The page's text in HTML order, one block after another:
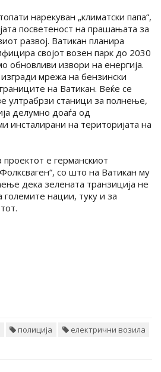
нарекуван „климатски папа“,
посветеност на прашањата за
развој. Ватикан планира
својот возен парк до 2030
обновливи извори на енергија.
мрежа на бензински
на Ватикан. Веќе се
ултрабрзи станици за полнење,
делумно доаѓа од
инсталирани на територијата на
е германскиот
со што на Ватикан му
дека зелената транзиција не
нации, туку и за
полиција
електрични возила